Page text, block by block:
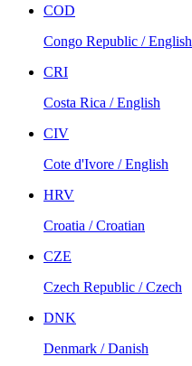
COD
Congo Republic / English
CRI
Costa Rica / English
CIV
Cote d'Ivore / English
HRV
Croatia / Croatian
CZE
Czech Republic / Czech
DNK
Denmark / Danish